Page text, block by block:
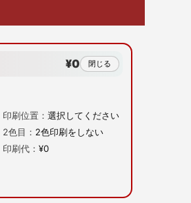
¥0 閉じる
印刷位置：選択してください
2色目： 2色印刷をしない
印刷代：¥0